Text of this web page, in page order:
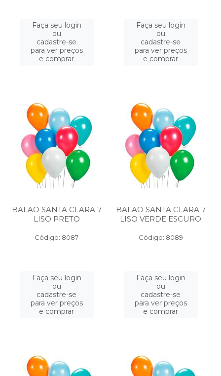
Faça seu login
ou
cadastre-se
para ver preços
e comprar
Faça seu login
ou
cadastre-se
para ver preços
e comprar
BALAO SANTA CLARA 7
LISO PRETO
Código: 8087
Faça seu login
ou
cadastre-se
para ver preços
e comprar
BALAO SANTA CLARA 7
LISO VERDE ESCURO
Código: 8089
Faça seu login
ou
cadastre-se
para ver preços
e comprar